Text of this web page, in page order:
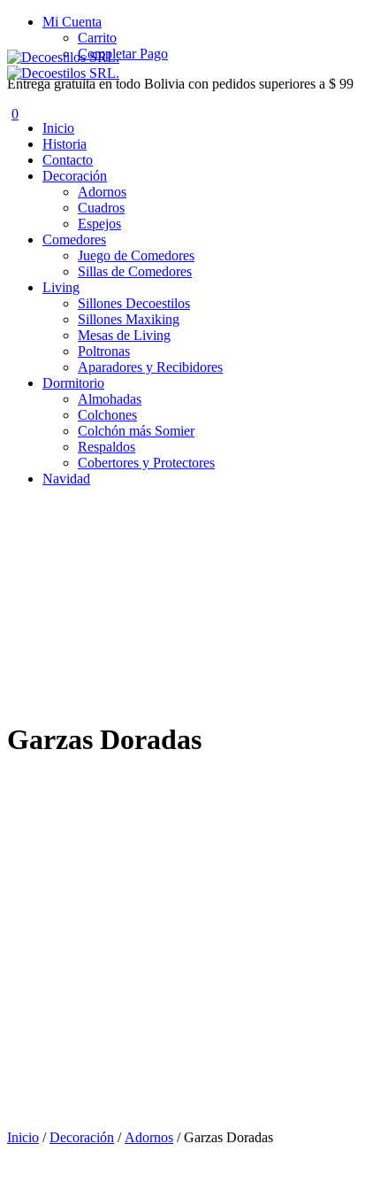
Mi Cuenta
Carrito
Completar Pago
Entrega gratuita en todo Bolivia con pedidos superiores a $ 99
0
Inicio
Historia
Contacto
Decoración
Adornos
Cuadros
Espejos
Comedores
Juego de Comedores
Sillas de Comedores
Living
Sillones Decoestilos
Sillones Maxiking
Mesas de Living
Poltronas
Aparadores y Recibidores
Dormitorio
Almohadas
Colchones
Colchón más Somier
Respaldos
Cobertores y Protectores
Navidad
Garzas Doradas
Inicio /Decoración / Adornos / Garzas Doradas